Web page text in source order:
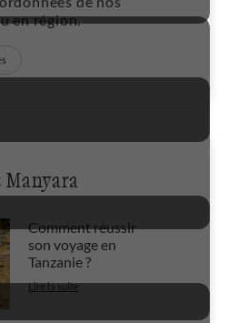
en région.
Comment réussir
son voyage en
Tanzanie ?
Lire la suite